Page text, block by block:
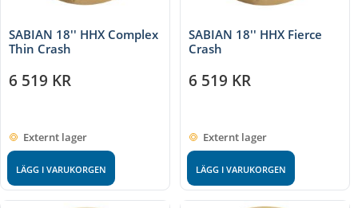
SABIAN 18'' HHX Complex
Thin Crash
6 519 KR
Externt lager
LÄGG I VARUKORGEN
SABIAN 18'' HHX Fierce
Crash
6 519 KR
Externt lager
LÄGG I VARUKORGEN